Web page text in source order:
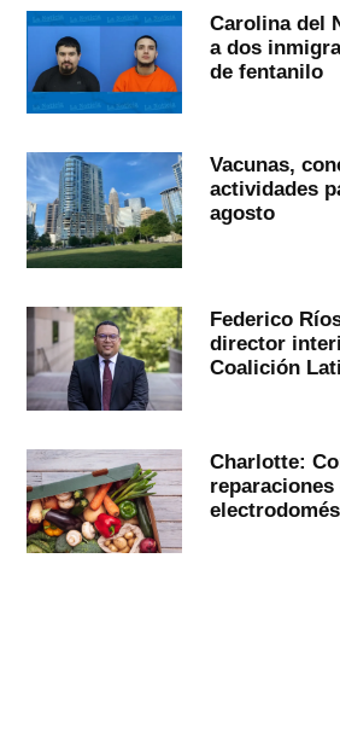
Carolina del
a dos
de fentanilo
Vacunas,
actividades
agosto
Federico
director
Coalición
Charlotte:
reparaciones